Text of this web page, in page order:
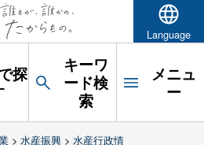
Language
探
キーワ
ード検
索
メニュ
ー
> 水産振興> 水産行政情